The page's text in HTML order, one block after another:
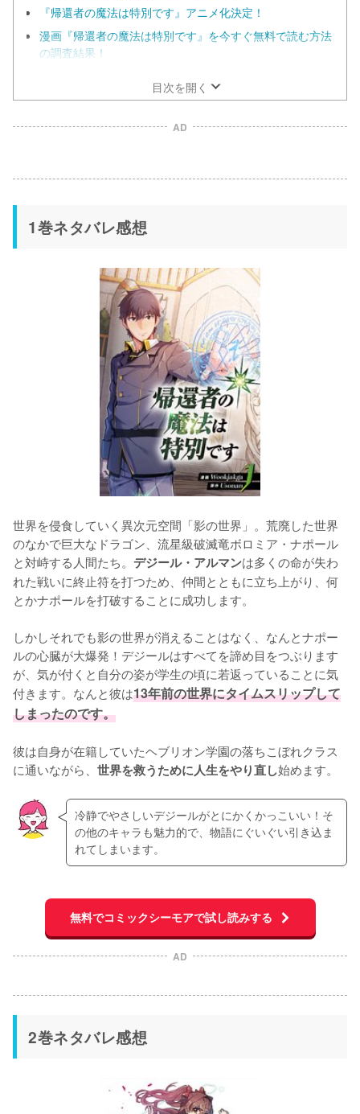
『帰還者の魔法は特別です』アニメ化決定！
漫画『帰還者の魔法は特別です』を今すぐ無料で読む方法
の調査結果！
目次を開く
AD
1巻ネタバレ感想
世界を侵食していく異次元空間「影の世界」。荒廃した世界
のなかで巨大なドラゴン、流星級破滅竜ボロミア・ナポール
と対峙する人間たち。 デジール・アルマンは多くの命が失わ
れた戦いに終止符を打つため、仲間とともに立ち上がり、何
とかナポールを打破することに成功します。
しかしそれでも影の世界が消えることはなく、なんとナポー
ルの心臓が大爆発！デジールはすべてを諦め目をつぶります
が、気が付くと自分の姿が学生の頃に若返っていることに気
付きます。なんと彼は13年前の世界にタイムスリップして
しまったのです。
彼は自身が在籍していたヘブリオン学園の落ちこぼれクラス
に通いながら、 世界を救うために人生をやり直し始めます。
冷静でやさしいデジールがとにかくかっこいい！そ
の他のキャラも魅力的で、物語にぐいぐい引き込ま
れてしまいます。
無料でコミックシーモアで試し読みする
AD
2巻ネタバレ感想